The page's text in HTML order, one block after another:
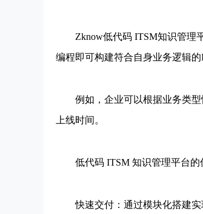
Zknow低代码 ITSM知识管理平
编程即可构建符合自身业务逻辑的
例如，企业可以根据业务类型
上线时间。
低代码 ITSM 知识管理平台的
快速交付：通过模块化搭建实